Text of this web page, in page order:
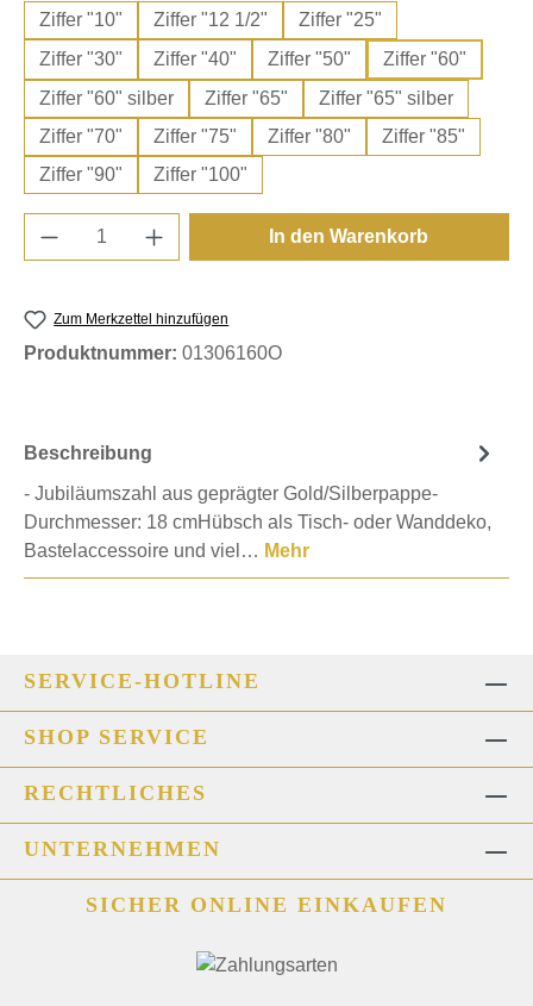
Ziffer "10" Ziffer "12 1/2"
Ziffer "25"
Ziffer "30"
Ziffer "40" Ziffer "50"
Ziffer "60"
Ziffer "60" silber
Ziffer "65"
Ziffer "65" silber
Ziffer "70"
Ziffer "75" Ziffer "80"
Ziffer "85"
Ziffer "90"
Ziffer "100"
Produkt Anzahl: Gib den gewünschten
In den Warenkorb
Zum Merkzettel hinzufügen
Produktnummer: 01306160O
Beschreibung
- Jubiläumszahl aus geprägter Gold/Silberpappe-
Durchmesser: 18 cmHübsch als Tisch- oder Wanddeko,
Bastelaccessoire und viel… Mehr
SERVICE-HOTLINE
SHOP SERVICE
RECHTLICHES
UNTERNEHMEN
SICHER ONLINE EINKAUFEN